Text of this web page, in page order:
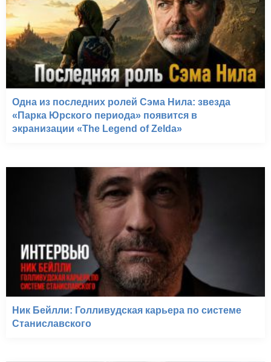
Одна из последних ролей Сэма Нила: звезда
«Парка Юрского периода» появится в
экранизации «The Legend of Zelda»
Ник Бейлли: Голливудская карьера по системе
Станиславского